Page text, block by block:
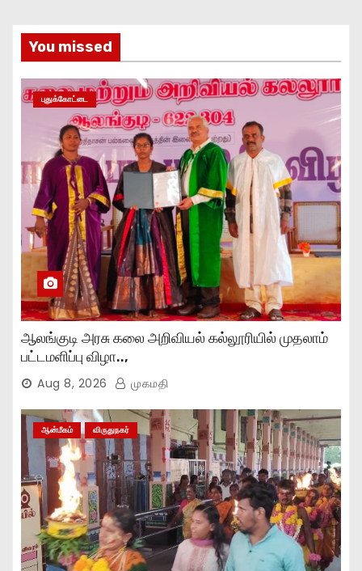
You missed
புதுக்கோட்டை
ஆலங்குடி அரசு கலை அறிவியல் கல்லூரியில் முதலாம்
பட்டமளிப்பு விழா..,
Aug 8, 2026 முகமதி
ஆன்மீகம் விருதுநகர்